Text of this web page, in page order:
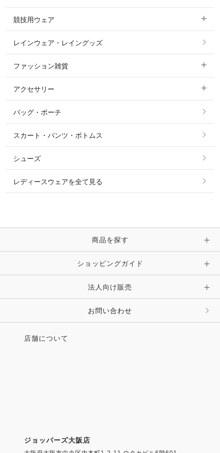
カットソー・Tシャツ・タンクトップ
ニット・セーター
シャツ・ブラウス・ワンピース
コート
ジャケット・ブルゾン
競技用ウェア
すべての競技用ウェア
ショージャケット
ショーシャツ
レインウェア・レイングッズ
ファッション雑貨
すべてのファッション雑貨
ソックス
ベルト
時計・財布・キーケース・革小物
キーホルダー・チャーム・ストラップ
その他 ファッション雑貨
アクセサリー
すべてのアクセサリー
リング
ピアス・イヤリング
ピン・ブローチ・コサージュ
その他 アクセサリー
バッグ・ポーチ
スカート・パンツ・ボトムス
シューズ
レディースウェアを全て見る
商品を探す
ショッピングガイド
法人向け販売
お問い合わせ
店舗について
ジョッパーズ大阪店